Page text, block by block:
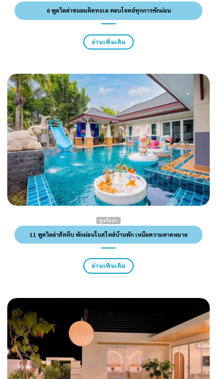
6 พูลวิลล่าขนอมติดทะเล ตอบโจทย์ทุกการพักผ่อน
อ่านเพิ่มเติม
พูลวิลล่า
11 พูลวิลล่าสัตหีบ พักผ่อนในสไตล์บ้านพัก เหนือความคาดหมาย
อ่านเพิ่มเติม